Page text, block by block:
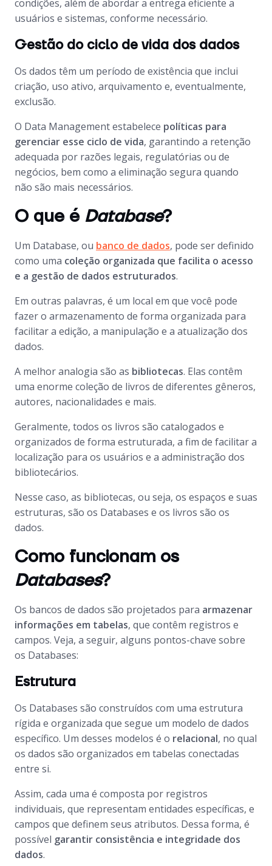
condições, além de abordar a entrega eficiente a
usuários e sistemas, conforme necessário.
Gestão do ciclo de vida dos dados
Os dados têm um período de existência que inclui
criação, uso ativo, arquivamento e, eventualmente,
exclusão.
O Data Managementestabelece políticas para
gerenciar esse ciclo de vida, garantindo a retenção
adequada por razões legais, regulatórias ou de
negócios, bem como a eliminação segura quando
não são mais necessários.
O que é Database?
Um Database, ou banco de dados, pode ser definido
como uma coleção organizada que facilita o acesso
e a gestão de dados estruturados.
Em outras palavras, é um local em que você pode
fazer o armazenamento de forma organizada para
facilitar a edição, a manipulação e a atualização dos
dados.
A melhor analogia são as bibliotecas. Elas contêm
uma enorme coleção de livros de diferentes gêneros,
autores, nacionalidades e mais.
Geralmente, todos os livros são catalogados e
organizados de forma estruturada, a fim de facilitar a
localização para os usuários e a administração dos
bibliotecários.
Nesse caso, as bibliotecas, ou seja, os espaços e suas
estruturas, são os Databases e os livros são os
dados.
Como funcionam os
Databases?
Os bancos de dados são projetados para armazenar
informações em tabelas, que contêm registros e
campos. Veja, a seguir, alguns pontos-chave sobre
os Databases:
Estrutura
Os Databases são construídos com uma estrutura
rígida e organizada que segue um modelo de dados
específico. Um desses modelos é o relacional, no qual
os dados são organizados em tabelas conectadas
entre si.
Assim, cada uma é composta por registros
individuais, que representam entidades específicas, e
campos que definem seus atributos. Dessa forma, é
possível garantir consistência e integridade dos
dados.